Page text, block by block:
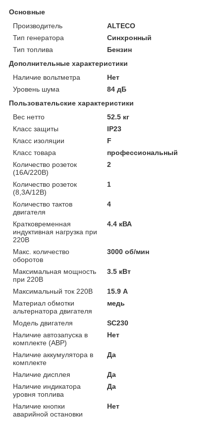
Основные
Производитель
ALTECO
Тип генератора
Синхронный
Тип топлива
Бензин
Дополнительные характеристики
Наличие вольтметра
Нет
Уровень шума
84 дБ
Пользовательские характеристики
Вес нетто
52.5 кг
Класс защиты
IP23
Класс изоляции
F
Класс товара
профессиональный
Количество розеток
(16А/220В)
2
Количество розеток
(8,3А/12В)
1
Количество тактов
двигателя
4
Кратковременная
индуктивная нагрузка при
220В
4.4 кВА
Макс. количество
оборотов
3000 об/мин
Максимальная мощность
при 220В
3.5 кВт
Максимальный ток 220В
15.9 А
Материал обмотки
альтернатора двигателя
медь
Модель двигателя
SC230
Наличие автозапуска в
комплекте (АВР)
Нет
Наличие аккумулятора в
комплекте
Да
Наличие дисплея
Да
Наличие индикатора
уровня топлива
Да
Наличие кнопки
аварийной остановки
Нет